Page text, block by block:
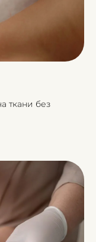
ткани без